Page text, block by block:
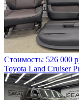
Стоимость: 526 000
Toyota Land Cruiser